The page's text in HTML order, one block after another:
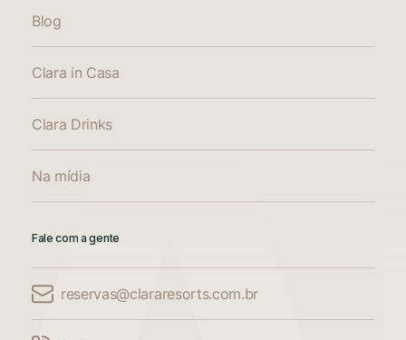
Blog
Clara in Casa
Clara Drinks
Na mídia
Fale com a gente
reservas@clararesorts.com.br